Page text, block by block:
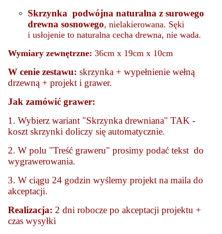
Skrzynka podwójna naturalna z surowego
drewna sosnowego, nielakierowana. Sęki
i usłojenie to naturalna cecha drewna, nie wada.
Wymiary zewnętrzne: 36cm x 19cm x 10cm
W cenie zestawu: skrzynka + wypełnienie wełną
drzewną + projekt i grawer.
Jak zamówić grawer:
1. Wybierz wariant "Skrzynka drewniana" TAK -
koszt skrzynki doliczy się automatycznie.
2. W polu "Treść graweru" prosimy podać tekst do
wygrawerowania.
3. W ciągu 24 godzin wyślemy projekt na maila do
akceptacji.
Realizacja: 2 dni robocze po akceptacji projektu +
czas wysyłki